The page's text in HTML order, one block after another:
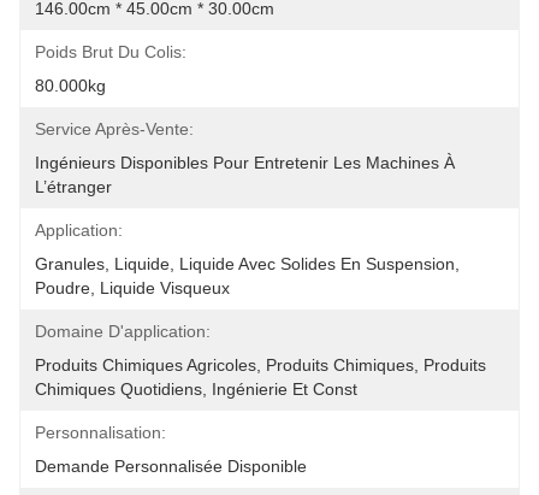
146.00cm * 45.00cm * 30.00cm
Poids Brut Du Colis:
80.000kg
Service Après-Vente:
Ingénieurs Disponibles Pour Entretenir Les Machines À
L’étranger
Application:
Granules, Liquide, Liquide Avec Solides En Suspension,
Poudre, Liquide Visqueux
Domaine D'application:
Produits Chimiques Agricoles, Produits Chimiques, Produits
Chimiques Quotidiens, Ingénierie Et Const
Personnalisation:
Demande Personnalisée Disponible